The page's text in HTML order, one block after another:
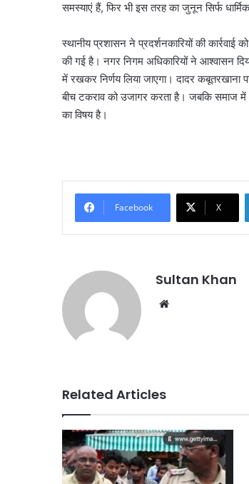
समस्याएं हैं, फिर भी इस तरह का जुनून सिर्फ धार्मिक
स्थानीय प्रशासन ने प्रदर्शनकारियों की
की गई है। नगर निगम अधिकारियों ने आश्वासन
में रखकर निर्णय लिया जाएगा। दादर
बीच टकराव को उजागर करता है। जबकि समाज में
का विषय है।
Facebook X
Sultan Khan
Related Articles